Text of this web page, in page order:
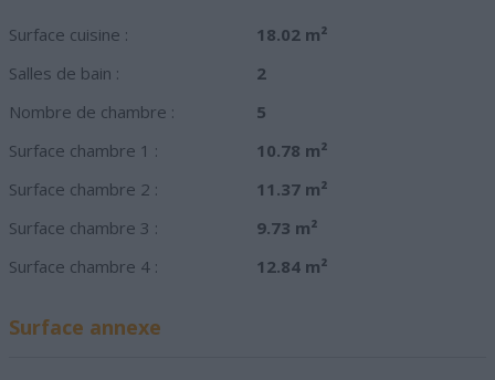
Surface cuisine :
18.02 m²
Salles de bain :
2
Nombre de chambre :
5
Surface chambre 1 :
10.78 m²
Surface chambre 2 :
11.37 m²
Surface chambre 3 :
9.73 m²
Surface chambre 4 :
12.84 m²
Surface annexe